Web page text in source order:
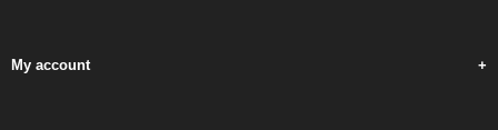
My account +